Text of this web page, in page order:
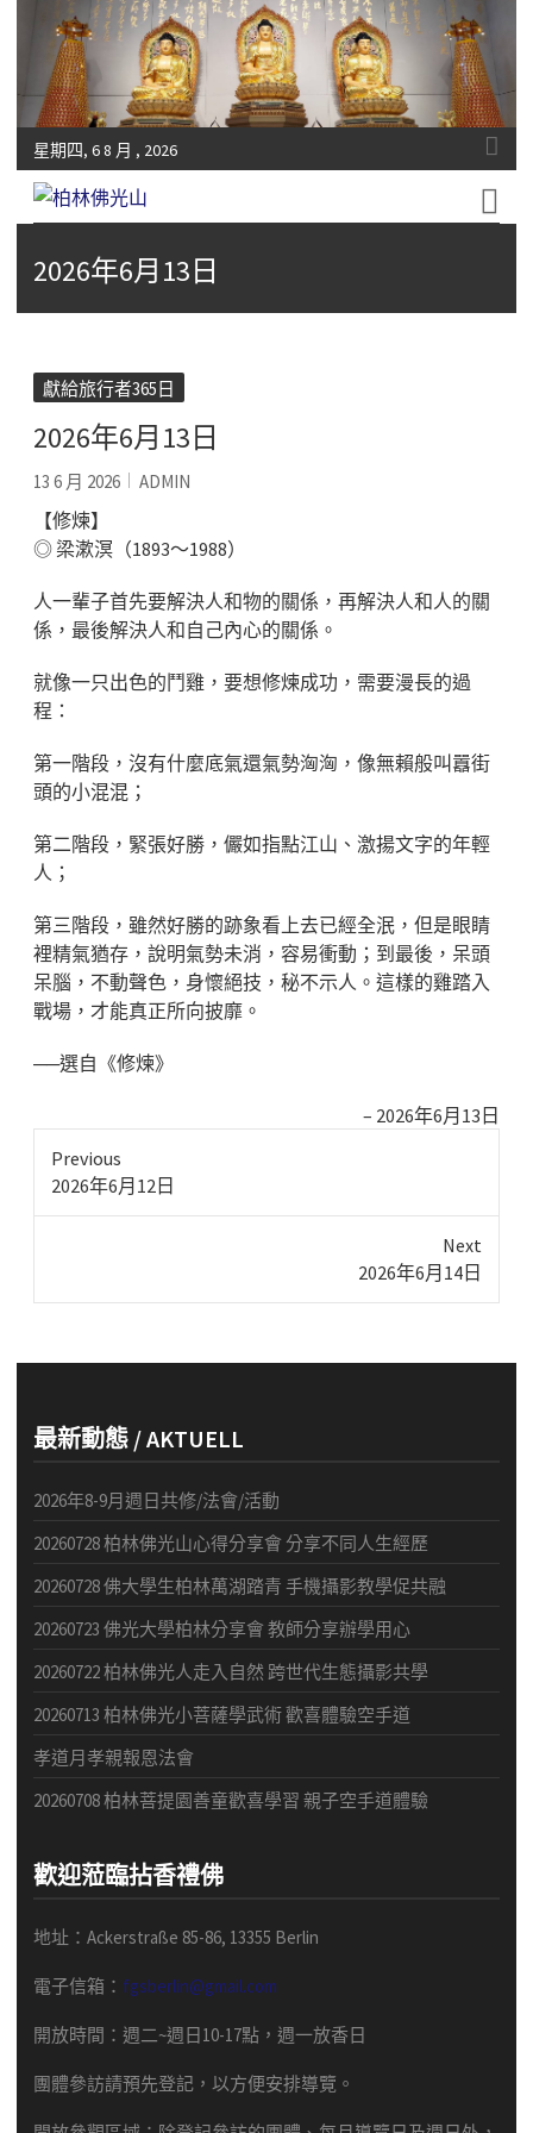
星期四, 6 8 月 , 2026
Fo-Guang-Shan-Tempel, Berlin e.V.
2026年6月13日
獻給旅行者365日
2026年6月13日
13 6 月 2026 ADMIN
【修煉】
◎ 梁漱溟（1893～1988）
人一輩子首先要解決人和物的關係，再解決人和人的關
係，最後解決人和自己內心的關係。
就像一只出色的鬥雞，要想修煉成功，需要漫長的過
程：
第一階段，沒有什麼底氣還氣勢洶洶，像無賴般叫囂街
頭的小混混；
第二階段，緊張好勝，儼如指點江山、激揚文字的年輕
人；
第三階段，雖然好勝的跡象看上去已經全泯，但是眼睛
裡精氣猶存，說明氣勢未消，容易衝動；到最後，呆頭
呆腦，不動聲色，身懷絕技，秘不示人。這樣的雞踏入
戰場，才能真正所向披靡。
──選自《修煉》
2026年6月13日
Previous
Previous
2026年6月12日
Next
2026年6月14日
最新動態 / AKTUELL
2026年8-9月週日共修/法會/活動
20260728 柏林佛光山心得分享會 分享不同人生經歷
20260728 佛大學生柏林萬湖踏青 手機攝影教學促共融
20260723 佛光大學柏林分享會 教師分享辦學用心
20260722 柏林佛光人走入自然 跨世代生態攝影共學
20260713 柏林佛光小菩薩學武術 歡喜體驗空手道
孝道月孝親報恩法會
20260708 柏林菩提園善童歡喜學習 親子空手道體驗
歡迎蒞臨拈香禮佛
地址：Ackerstraße 85-86, 13355 Berlin
電子信箱： fgsberlin@gmail.com
開放時間 ： 週二~週日 10-17點， 週一放香日
團體參訪請預先登記，以方便安排導覽 。